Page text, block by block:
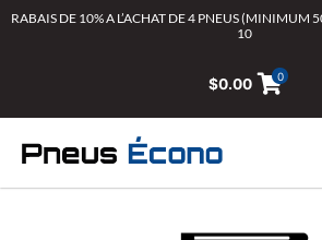
AllerRABAIS DE 10% A L’ACHAT DE 4 PNEUS (MINIMUM
10
$0.00 0